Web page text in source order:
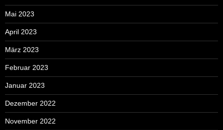
Mai 2023
April 2023
März 2023
Februar 2023
Januar 2023
Dezember 2022
November 2022